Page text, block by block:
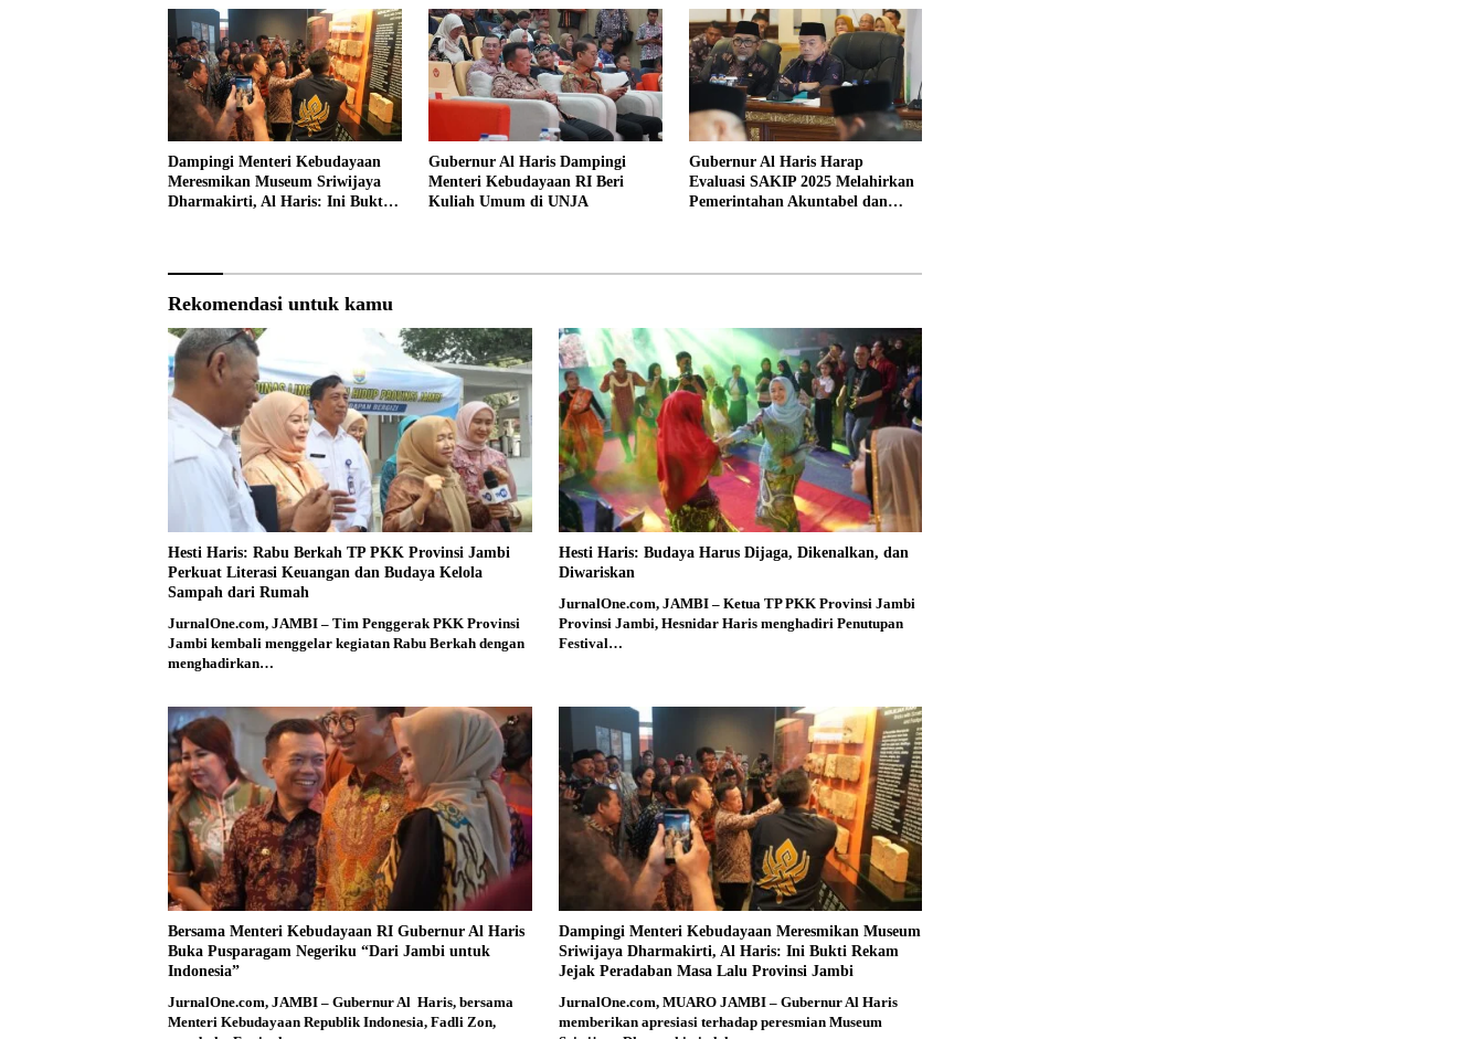
Dampingi Menteri Kebudayaan
Meresmikan Museum Sriwijaya
Dharmakirti, Al Haris: Ini Bukti
Gubernur Al Haris Dampingi
Menteri Kebudayaan RI Beri
Kuliah Umum di UNJA
Gubernur Al Haris Harap
Evaluasi SAKIP 2025 Melahirkan
Pemerintahan Akuntabel dan
Rekomendasi untuk kamu
Hesti Haris: Rabu Berkah TP PKK Provinsi Jambi
Perkuat Literasi Keuangan dan Budaya Kelola
Sampah dari Rumah
JurnalOne.com, JAMBI – Tim Penggerak PKK Provinsi
Jambi kembali menggelar kegiatan Rabu Berkah dengan
menghadirkan…
Hesti Haris: Budaya Harus Dijaga, Dikenalkan, dan
Diwariskan
JurnalOne.com, JAMBI – Ketua TP PKK Provinsi Jambi
Provinsi Jambi, Hesnidar Haris menghadiri Penutupan
Festival…
Bersama Menteri Kebudayaan RI Gubernur Al Haris
Buka Pusparagam Negeriku “Dari Jambi untuk
Indonesia”
JurnalOne.com, JAMBI – Gubernur Al Haris, bersama
Menteri Kebudayaan Republik Indonesia, Fadli Zon,
Dampingi Menteri Kebudayaan Meresmikan Museum
Sriwijaya Dharmakirti, Al Haris: Ini Bukti Rekam
Jejak Peradaban Masa Lalu Provinsi Jambi
JurnalOne.com, MUARO JAMBI – Gubernur Al Haris
memberikan apresiasi terhadap peresmian Museum